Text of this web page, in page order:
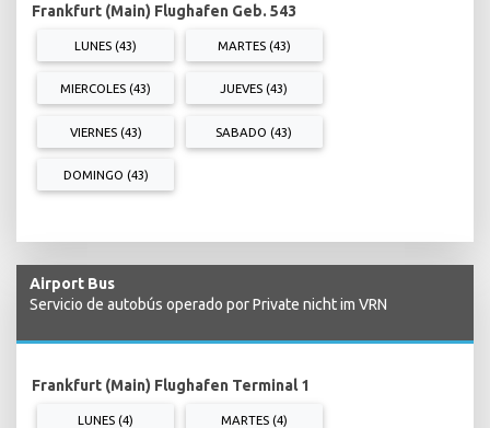
Frankfurt (Main) Flughafen Geb. 543
LUNES (43) MARTES (43)
MIERCOLES (43) JUEVES (43)
VIERNES (43) SABADO (43)
DOMINGO (43)
Airport Bus
Servicio de autobús operado por Private nicht im VRN
Frankfurt (Main) Flughafen Terminal 1
LUNES (4) MARTES (4)